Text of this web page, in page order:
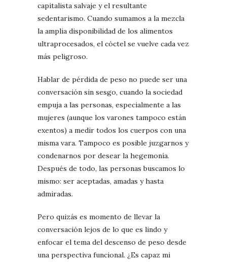
capitalista salvaje y el resultante
sedentarismo. Cuando sumamos a la mezcla
la amplia disponibilidad de los alimentos
ultraprocesados, el cóctel se vuelve cada vez
más peligroso.
Hablar de pérdida de peso no puede ser una
conversación sin sesgo, cuando la sociedad
empuja a las personas, especialmente a las
mujeres (aunque los varones tampoco están
exentos) a medir todos los cuerpos con una
misma vara. Tampoco es posible juzgarnos y
condenarnos por desear la hegemonía.
Después de todo, las personas buscamos lo
mismo: ser aceptadas, amadas y hasta
admiradas.
Pero quizás es momento de llevar la
conversación lejos de lo que es lindo y
enfocar el tema del descenso de peso desde
una perspectiva funcional. ¿Es capaz mi